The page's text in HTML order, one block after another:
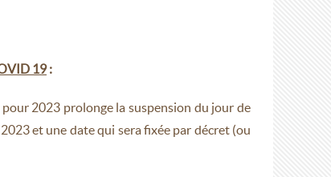
19:
2023 prolonge la suspension du jour de
et une date qui sera fixée par décret (ou